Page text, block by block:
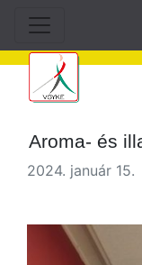
Aroma- és
2024. január 15.